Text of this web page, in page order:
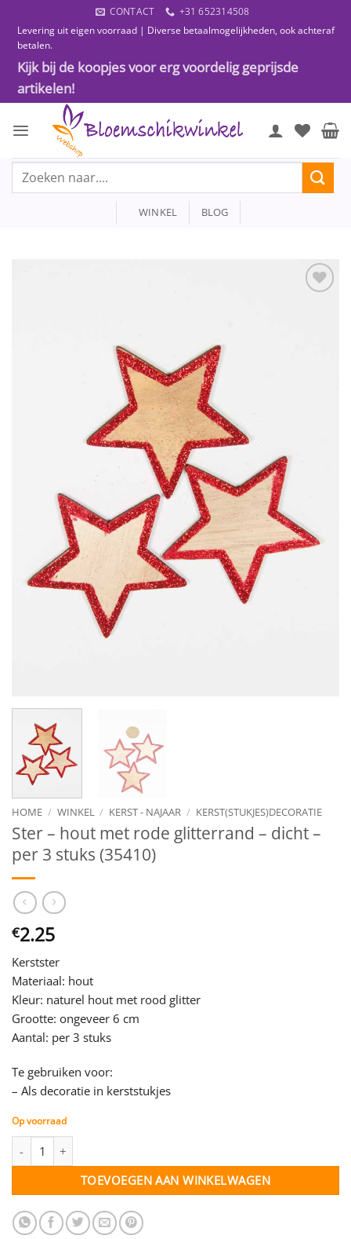
naar
inhoud
CONTACT
+31 652314508
Levering uit eigen voorraad | Diverse betaalmogelijkheden, ook achteraf
betalen.
Kijk bij de koopjes voor erg voordelig geprijsde
artikelen!
Zoeken
WINKEL BLOG
HOME / WINKEL / KERST - NAJAAR / KERST(STUKJES)DECORATIE
Ster – hout met rode glitterrand – dicht –
per 3 stuks (35410)
€2.25
Kerstster
Materiaal: hout
Kleur: naturel hout met rood glitter
Grootte: ongeveer 6 cm
Aantal: per 3 stuks
Te gebruiken voor:
– Als decoratie in kerststukjes
Op voorraad
TOEVOEGEN AAN WINKELWAGEN